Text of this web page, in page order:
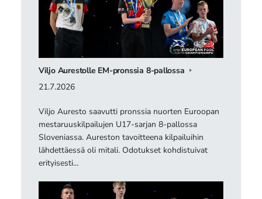
Viljo Aurestolle EM-pronssia 8-pallossa
21.7.2026
Viljo Auresto saavutti pronssia nuorten Euroopan
mestaruuskilpailujen U17-sarjan 8-pallossa
Sloveniassa. Aureston tavoitteena kilpailuihin
lähdettäessä oli mitali. Odotukset kohdistuivat
erityisesti…